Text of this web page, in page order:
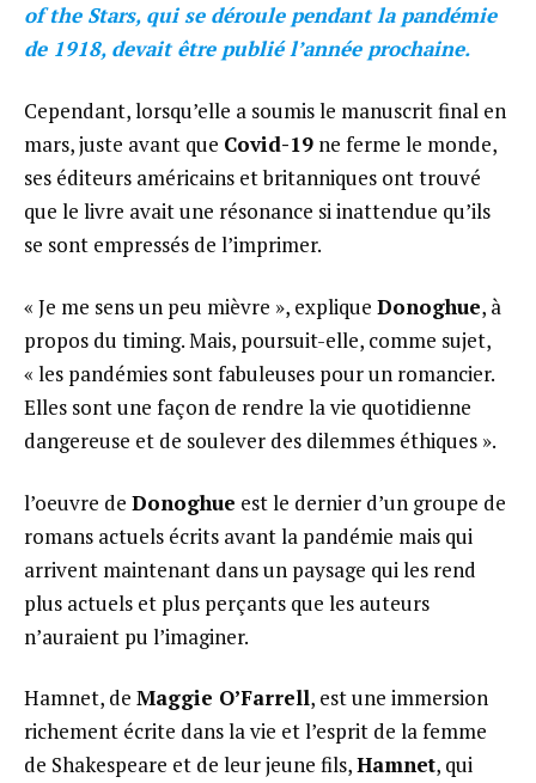
of the Stars, qui se déroule pendant la pandémie
de 1918, devait être publié l’année prochaine.
Cependant, lorsqu’elle a soumis le manuscrit final en
mars, juste avant que Covid-19 ne ferme le monde,
ses éditeurs américains et britanniques ont trouvé
que le livre avait une résonance si inattendue qu’ils
se sont empressés de l’imprimer.
« Je me sens un peu mièvre », explique Donoghue, à
propos du timing. Mais, poursuit-elle, comme sujet,
« les pandémies sont fabuleuses pour un romancier.
Elles sont une façon de rendre la vie quotidienne
dangereuse et de soulever des dilemmes éthiques ».
l’oeuvre de Donoghue est le dernier d’un groupe de
romans actuels écrits avant la pandémie mais qui
arrivent maintenant dans un paysage qui les rend
plus actuels et plus perçants que les auteurs
n’auraient pu l’imaginer.
Hamnet, de Maggie O’Farrell, est une immersion
richement écrite dans la vie et l’esprit de la femme
de Shakespeare et de leur jeune fils,Hamnet, qui